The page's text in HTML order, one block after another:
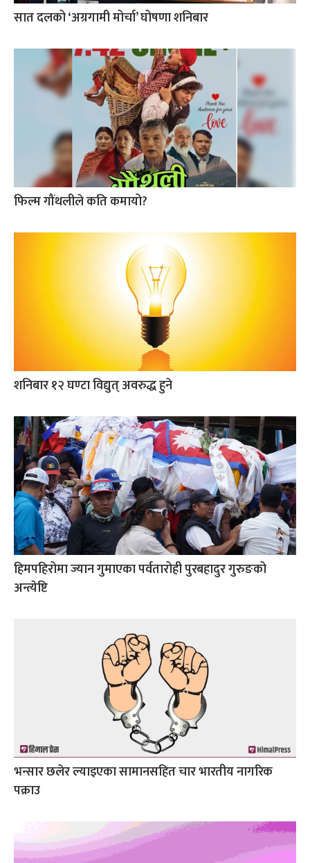
सात दलको ‘अग्रगामी मोर्चा’ घोषणा शनिबार
फिल्म गौंथलीले कति कमायो?
शनिबार १२ घण्टा विद्युत् अवरुद्ध हुने
हिमपहिरोमा ज्यान गुमाएका पर्वतारोही पुरबहादुर गुरुङको
अन्त्येष्टि
भन्सार छलेर ल्याइएका सामानसहित चार भारतीय नागरिक
पक्राउ